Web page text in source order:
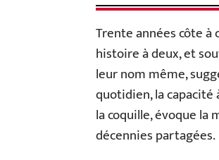
Trente années côte
histoire à deux, et
leur nom même,
quotidien, la capacité
la coquille, évoque la
décennies partagées.